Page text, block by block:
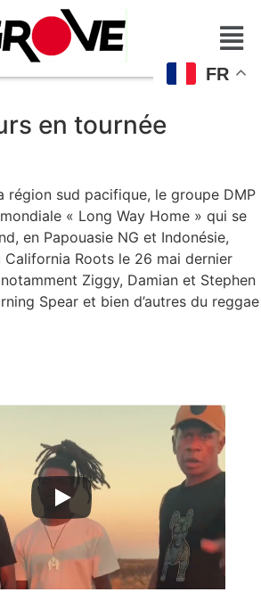
en tournée
région sud pacifique, le groupe DMP
« Long Way Home » qui se
en Papouasie NG et Indonésie,
California Roots le 26 mai dernier
Ziggy, Damian et Stephen
Spear et bien d’autres du reggae
FR